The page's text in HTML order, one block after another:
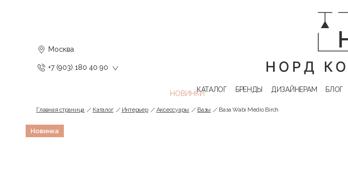
Москва
+7 (903) 180 40 90
КАТАЛОГ БРЕНДЫ ДИЗАЙНЕРАМ БЛОГ
Главная страница Каталог Интерьер Аксессуары Вазы Ваза Wabi Medio Birch
Новинка